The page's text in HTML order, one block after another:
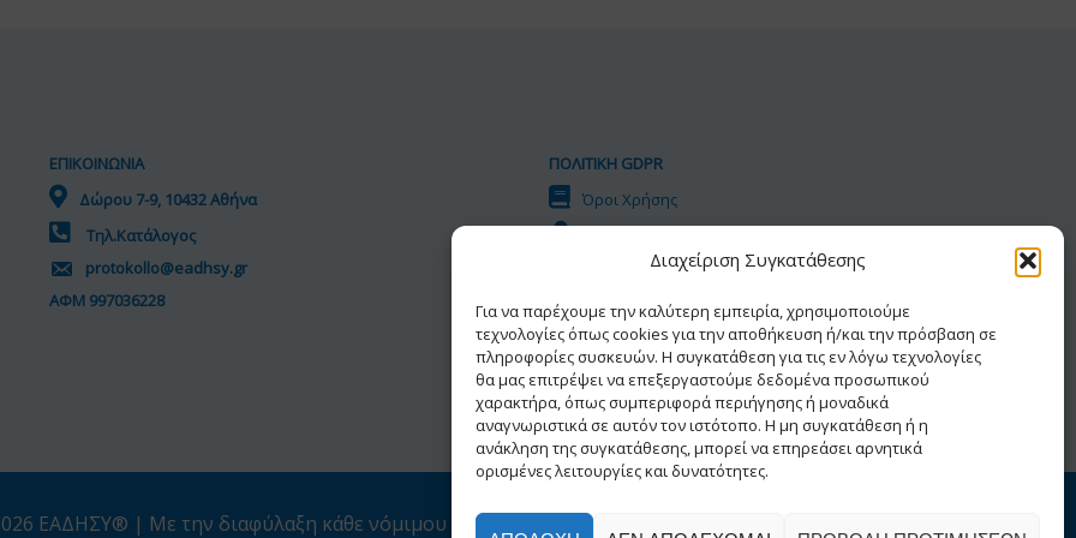
Διαχείριση Συγκατάθεσης
Για να παρέχουμε την καλύτερη εμπειρία, χρησιμοποιούμε
τεχνολογίες όπως cookies για την αποθήκευση ή/και την πρόσβαση σε
πληροφορίες συσκευών. Η συγκατάθεση για τις εν λόγω τεχνολογίες
θα μας επιτρέψει να επεξεργαστούμε δεδομένα προσωπικού
χαρακτήρα, όπως συμπεριφορά περιήγησης ή μοναδικά
αναγνωριστικά σε αυτόν τον ιστότοπο. Η μη συγκατάθεση ή η
ανάκληση της συγκατάθεσης, μπορεί να επηρεάσει αρνητικά
ορισμένες λειτουργίες και δυνατότητες.
ΕΠΙΚΟΙΝΩΝΙΑ
Δώρου 7-9, 10432 Αθήνα
Τηλ.Κατάλογος
protokollo@eadhsy.gr
ΑΦΜ 997036228
ΠΟΛΙΤΙΚΗ GDPR
Όροι Χρήσης
Πολιτική Cookies
Δήλωση Προσβασιμότητας
ΕΑΔΗΣΥ® | Με την διαφύλαξη κάθε νόμιμου δικαιώματος